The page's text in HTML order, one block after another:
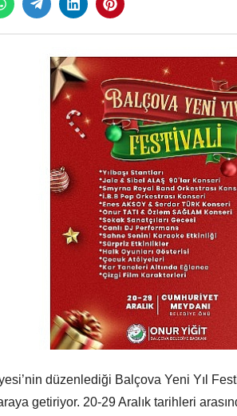
düzenlediği Balçova Yeni Yıl
getiriyor. 20-29 Aralık tarihleri